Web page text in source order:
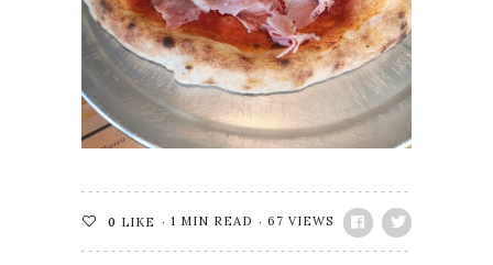
0 LIKE 1 MIN READ 67 VIEWS